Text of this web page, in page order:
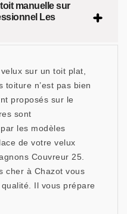
manuelle sur
Les
sur un toit plat,
toiture n’est pas bien
proposés sur le
sont
les modèles
de votre velux
Couvreur 25.
cher à Chazot vous
Il vous prépare